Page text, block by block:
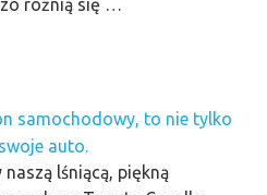
różnią się …
samochodowy, to nie tylko
auto.
lśniącą, piękną